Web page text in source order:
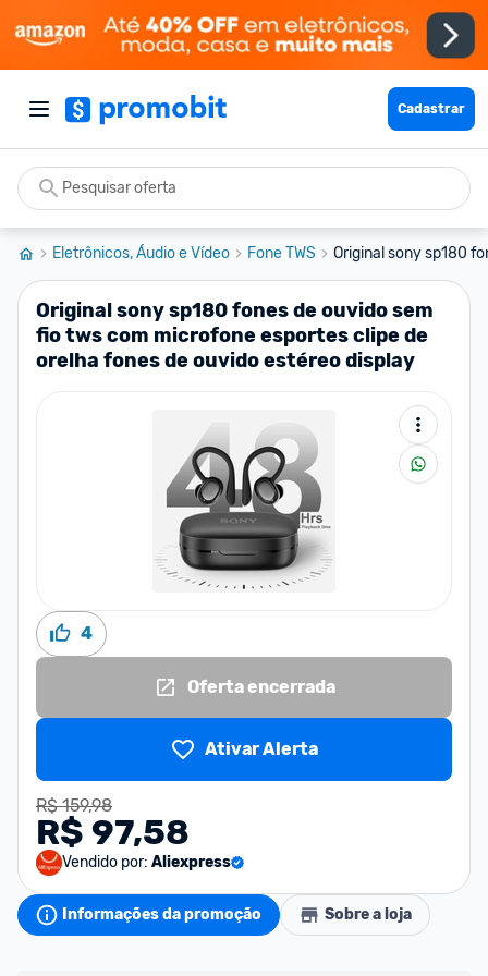
Cadastrar
Eletrônicos, Áudio e Vídeo Fone TWS Original sony sp180
Original sony sp180 fones de ouvido sem
fio tws com microfone esportes clipe de
orelha fones de ouvido estéreo display
4
Oferta encerrada
Ativar Alerta
R$ 159,98
R$ 97,58
Vendido por: Aliexpress
Informações da promoção Sobre a loja